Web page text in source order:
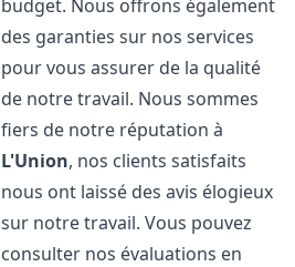
budget. Nous offrons également
des garanties sur nos services
pour vous assurer de la qualité
de notre travail. Nous sommes
fiers de notre réputation à
L'Union, nos clients satisfaits
nous ont laissé des avis élogieux
sur notre travail. Vous pouvez
consulter nos évaluations en